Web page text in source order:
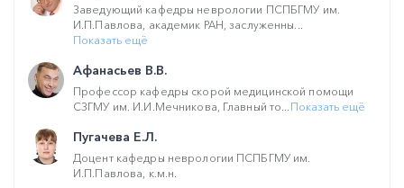
Заведующий кафедры неврологии ПСПБГМУ им.
И.П.Павлова, академик РАН, заслуженны...
Показать ещё
Афанасьев В.В.
Профессор кафедры скорой медицинской помощи
СЗГМУ им. И.И.Мечникова, Главный то... Показать ещё
Пугачева Е.Л.
Доцент кафедры неврологии ПСПБГМУ им.
И.П.Павлова, к.м.н.